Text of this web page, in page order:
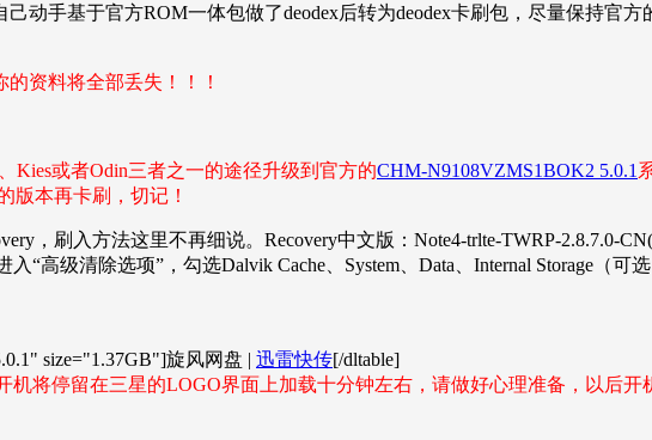
动手基于官方ROM一体包做了deodex后转为deodex卡刷包，尽量保持官
资料将全部丢失！！！
Kies或者Odin三者之一的途径升级到官方的CHM-N9108VZMS1BOK2 5.0.1
版本再卡刷，切记！
，刷入方法这里不再细说。Recovery中文版：Note4-trlte-TWRP-2.8.7.0-
“高级清除选项”，勾选Dalvik Cache、System、Data、Internal Storage（
size="1.37GB"]旋风网盘 | 迅雷快传[/dltable]
机将停留在三星的LOGO界面上加载十分钟左右，请做好心理准备，以后开